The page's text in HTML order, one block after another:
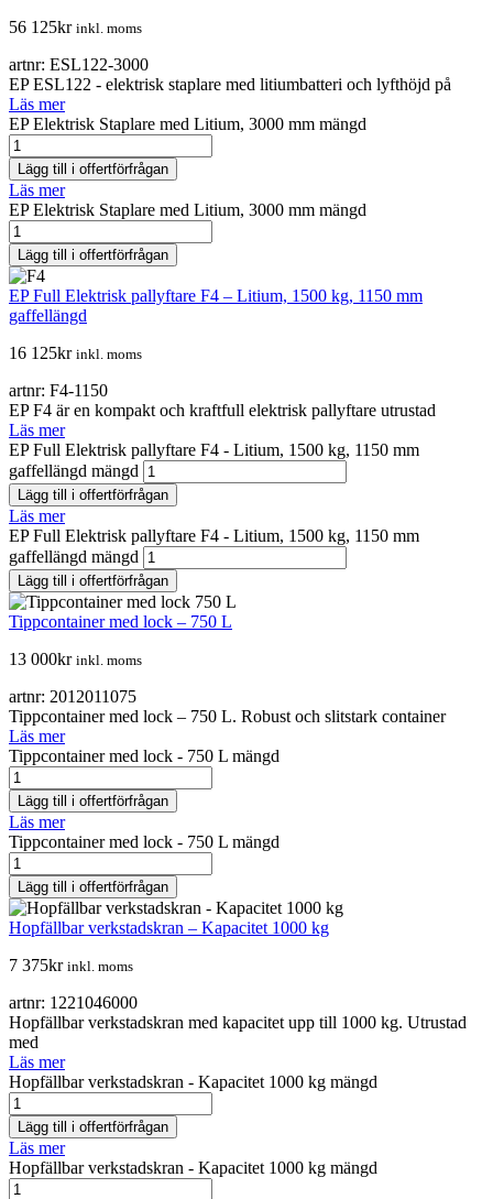
56 125kr inkl. moms
artnr: ESL122-3000
EP ESL122 - elektrisk staplare med litiumbatteri och lyfthöjd på
Läs mer
EP Elektrisk Staplare med Litium, 3000 mm mängd
Lägg till i offertförfrågan
Läs mer
EP Elektrisk Staplare med Litium, 3000 mm mängd
Lägg till i offertförfrågan
EP Full Elektrisk pallyftare F4 – Litium, 1500 kg, 1150 mm
gaffellängd
16 125kr inkl. moms
artnr: F4-1150
EP F4 är en kompakt och kraftfull elektrisk pallyftare utrustad
Läs mer
EP Full Elektrisk pallyftare F4 - Litium, 1500 kg, 1150 mm
gaffellängd mängd
Lägg till i offertförfrågan
Läs mer
EP Full Elektrisk pallyftare F4 - Litium, 1500 kg, 1150 mm
gaffellängd mängd
Lägg till i offertförfrågan
Tippcontainer med lock – 750 L
13 000kr inkl. moms
artnr: 2012011075
Tippcontainer med lock – 750 L. Robust och slitstark container
Läs mer
Tippcontainer med lock - 750 L mängd
Lägg till i offertförfrågan
Läs mer
Tippcontainer med lock - 750 L mängd
Lägg till i offertförfrågan
Hopfällbar verkstadskran – Kapacitet 1000 kg
7 375kr inkl. moms
artnr: 1221046000
Hopfällbar verkstadskran med kapacitet upp till 1000 kg. Utrustad
med
Läs mer
Hopfällbar verkstadskran - Kapacitet 1000 kg mängd
Lägg till i offertförfrågan
Läs mer
Hopfällbar verkstadskran - Kapacitet 1000 kg mängd